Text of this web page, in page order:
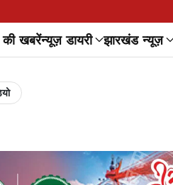
की खबरेंन्यूज़ डायरी झारखंड न्यूज़